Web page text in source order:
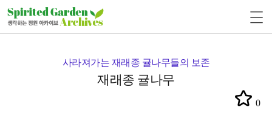
사라져가는 재래종 귤나무들의 보존
재래종 귤나무
0